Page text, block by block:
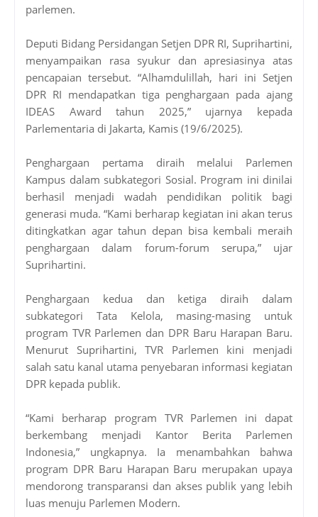
parlemen.
Deputi Bidang Persidangan Setjen DPR RI, Suprihartini,
menyampaikan rasa syukur dan apresiasinya atas
pencapaian tersebut. “Alhamdulillah, hari ini Setjen
DPR RI mendapatkan tiga penghargaan pada ajang
IDEAS Award tahun 2025,” ujarnya kepada
Parlementaria di Jakarta, Kamis (19/6/2025).
Penghargaan pertama diraih melalui Parlemen
Kampus dalam subkategori Sosial. Program ini dinilai
berhasil menjadi wadah pendidikan politik bagi
generasi muda. “Kami berharap kegiatan ini akan terus
ditingkatkan agar tahun depan bisa kembali meraih
penghargaan dalam forum-forum serupa,” ujar
Suprihartini.
Penghargaan kedua dan ketiga diraih dalam
subkategori Tata Kelola, masing-masing untuk
program TVR Parlemen dan DPR Baru Harapan Baru.
Menurut Suprihartini, TVR Parlemen kini menjadi
salah satu kanal utama penyebaran informasi kegiatan
DPR kepada publik.
“Kami berharap program TVR Parlemen ini dapat
berkembang menjadi Kantor Berita Parlemen
Indonesia,” ungkapnya. Ia menambahkan bahwa
program DPR Baru Harapan Baru merupakan upaya
mendorong transparansi dan akses publik yang lebih
luas menuju Parlemen Modern.